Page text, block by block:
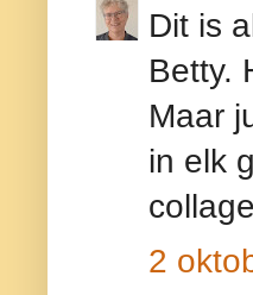
Dit is
Betty.
Maar
in elk
2